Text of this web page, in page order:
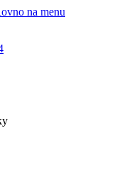
na menu